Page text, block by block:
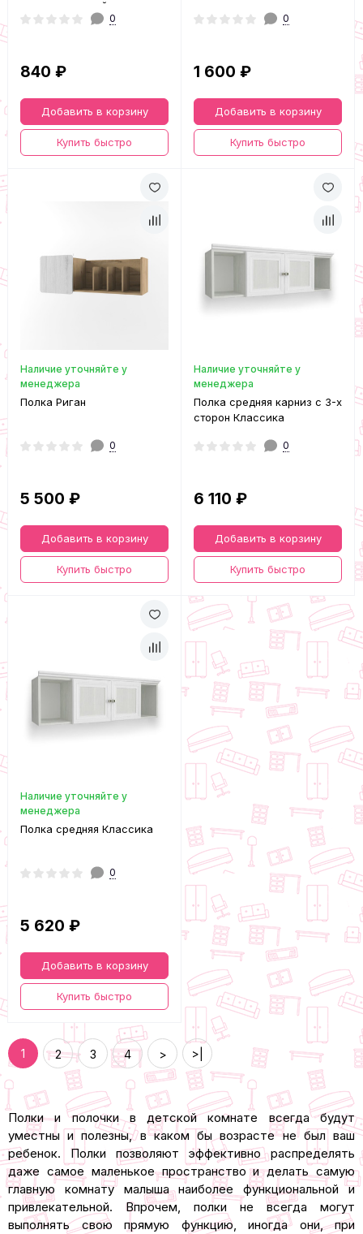
сонома светлый
0
840 ₽
Добавить в корзину
Купить быстро
0
1 600 ₽
Добавить в корзину
Купить быстро
Наличие уточняйте у
менеджера
Полка Риган
0
5 500 ₽
Добавить в корзину
Купить быстро
Наличие уточняйте у
менеджера
Полка средняя карниз с 3-х
сторон Классика
0
6 110 ₽
Добавить в корзину
Купить быстро
Наличие уточняйте у
менеджера
Полка средняя Классика
0
5 620 ₽
Добавить в корзину
Купить быстро
1 2 3 4 > >|
Полки и полочки в детской комнате всегда будут
уместны и полезны, в каком бы возрасте не был ваш
ребенок. Полки позволяют эффективно распределять
даже самое маленькое пространство и делать самую
главную комнату малыша наиболее функциональной и
привлекательной. Впрочем, полки не всегда могут
выполнять свою прямую функцию, иногда они, при